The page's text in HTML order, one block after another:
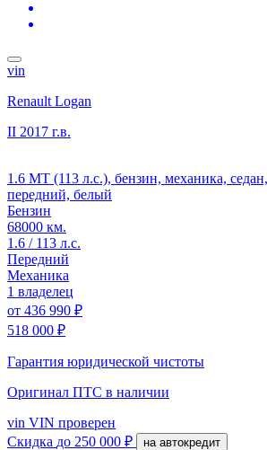
vin
Renault Logan
II 2017 г.в.
1.6 MT (113 л.с.), бензин, механика,
передний, белый
Бензин
68000 км.
1.6 / 113 л.с.
Передний
Механика
1 владелец
от 436 990 ₽
518 000 ₽
Гарантия юридической чистоты
Оригинал ПТС в наличии
vin VIN проверен
Скидка до 250 000 ₽ на автокредит